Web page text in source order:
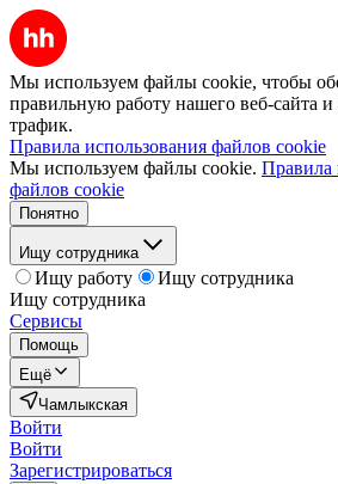
Мы используем файлы cookie, чтобы
правильную работу нашего веб-сайта и
трафик.
Правила использования файлов cookie
Мы используем файлы cookie. Правила
файлов cookie
Понятно
Ищу сотрудника
Ищу работу
Ищу сотрудника
Ищу сотрудника
Сервисы
Помощь
Ещё
Чамлыкская
Войти
Войти
Зарегистрироваться